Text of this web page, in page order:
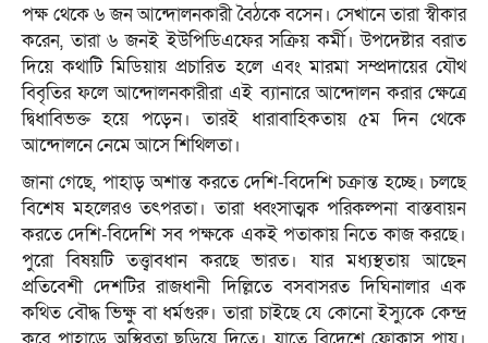
পক্ষ থেকে ৬ জন আন্দোলনকারী বৈঠকে বসেন। সেখানে তারা স্বীকার
করেন, তারা ৬ জনই ইউপিডিএফের সক্রিয় কর্মী। উপদেষ্টার বরাত
দিয়ে কথাটি মিডিয়ায় প্রচারিত হলে এবং মারমা সম্প্রদায়ের যৌথ
বিবৃতির ফলে আন্দোলনকারীরা এই ব্যানারে আন্দোলন করার ক্ষেত্রে
দ্বিধাবিভক্ত হয়ে পড়েন। তারই ধারাবাহিকতায় ৫ম দিন থেকে
আন্দোলনে নেমে আসে শিথিলতা।
জানা গেছে, পাহাড় অশান্ত করতে দেশি-বিদেশি চক্রান্ত হচ্ছে। চলছে
বিশেষ মহলেরও তৎপরতা। তারা ধ্বংসাত্মক পরিকল্পনা বাস্তবায়ন
করতে দেশি-বিদেশি সব পক্ষকে একই পতাকায় নিতে কাজ করছে।
পুরো বিষয়টি তত্ত্বাবধান করছে ভারত। যার মধ্যস্থতায় আছেন
প্রতিবেশী দেশটির রাজধানী দিল্লিতে বসবাসরত দিঘিনালার এক
কথিত বৌদ্ধ ভিক্ষু বা ধর্মগুরু। তারা চাইছে যে কোনো ইস্যুকে কেন্দ্র